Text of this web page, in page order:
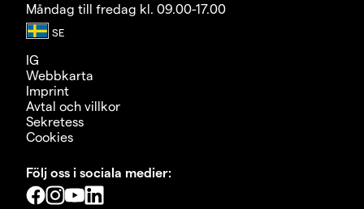
Måndag till fredag kl. 09.00-17.00
IG
Webbkarta
Imprint
Avtal och villkor
Sekretess
Cookies
Följ oss i sociala medier: